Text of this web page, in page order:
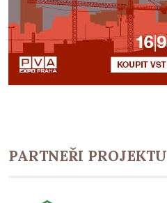
PARTNEŘI PROJEKTU